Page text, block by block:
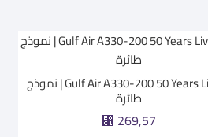
Gulf Air A330-200 50 Years Livery | نموذج
طائرة
⃁ 269,57